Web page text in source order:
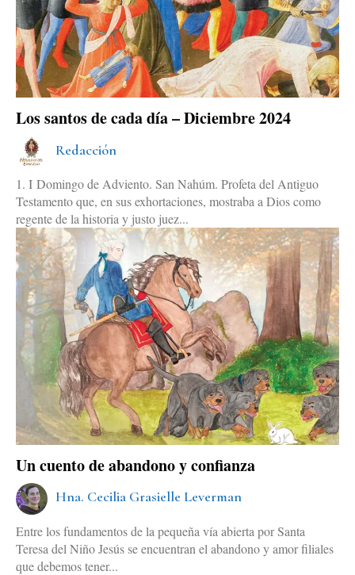
Los santos de cada día – Diciembre 2024
Redacción
1. I Domingo de Adviento. San Nahúm. Profeta del Antiguo
Testamento que, en sus exhortaciones, mostraba a Dios como
regente de la historia y justo juez...
Un cuento de abandono y confianza
Hna. Cecilia Grasielle Leverman
Entre los fundamentos de la pequeña vía abierta por Santa
Teresa del Niño Jesús se encuentran el abandono y amor filiales
que debemos tener...